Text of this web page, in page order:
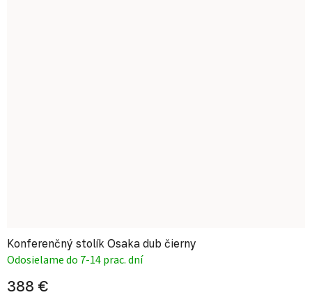
Konferenčný stolík Osaka dub čierny
Odosielame do 7-14 prac. dní
388 €